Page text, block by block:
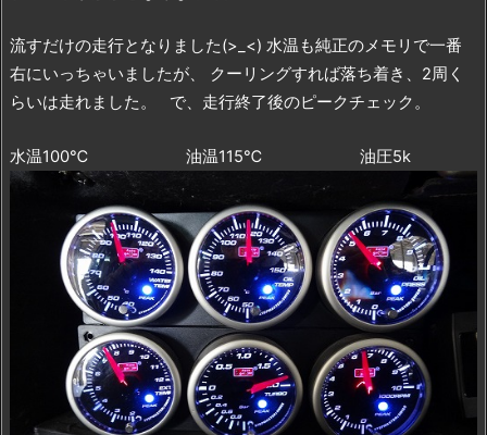
流すだけの走行となりました(>_<) 水温も純正のメモリで一番
右にいっちゃいましたが、 クーリングすれば落ち着き、2周く
らいは走れました。 で、走行終了後のピークチェック。
水温100℃ 油温115℃ 油圧5k